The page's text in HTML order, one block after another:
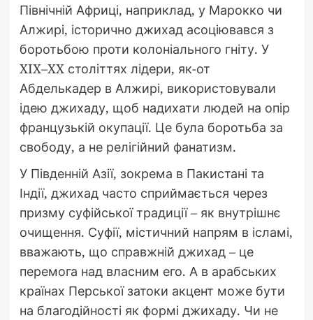
Північній Африці, наприклад, у Марокко чи
Алжирі, історично джихад асоціювався з
боротьбою проти колоніального гніту. У
XIX–XX століттях лідери, як-от
Абделькадер в Алжирі, використовували
ідею джихаду, щоб надихати людей на опір
французькій окупації. Це була боротьба за
свободу, а не релігійний фанатизм.
У Південній Азії, зокрема в Пакистані та
Індії, джихад часто сприймається через
призму суфійської традиції – як внутрішнє
очищення. Суфії, містичний напрям в ісламі,
вважають, що справжній джихад – це
перемога над власним его. А в арабських
країнах Перської затоки акцент може бути
на благодійності як формі джихаду. Чи не